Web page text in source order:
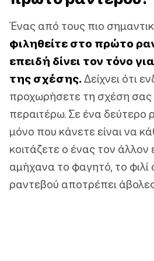
Ένας από τους πιο
φιληθείτε στο πρώτο
επειδή δίνει τον τόνο
της σχέσης. Δείχνει ότι
προχωρήσετε τη σχέση σας
περαιτέρω. Σε ένα δεύτερο
μόνο που κάνετε είναι να
κοιτάζετε ο ένας τον
αμήχανα το φαγητό, το
ραντεβού αποτρέπει